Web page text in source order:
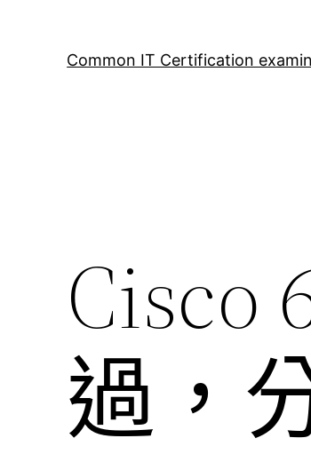
Common IT Certification
Cisco
過，